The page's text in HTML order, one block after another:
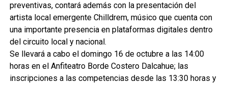
preventivas, contará además con la presentación del
artista local emergente Chilldrem, músico que cuenta con
una importante presencia en plataformas digitales dentro
del circuito local y nacional.
Se llevará a cabo el domingo 16 de octubre a las 14:00
horas en el Anfiteatro Borde Costero Dalcahue; las
inscripciones a las competencias desde las 13:30 horas y